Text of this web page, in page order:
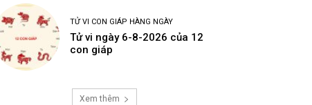
TỬ VI CON GIÁP HÀNG NGÀY
Tử vi ngày 6-8-2026 của 12
con giáp
Xem thêm